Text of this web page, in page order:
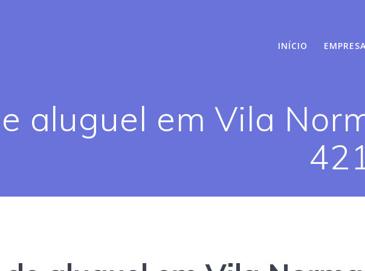
INÍCIO EMPRESA
aluguel em Vila